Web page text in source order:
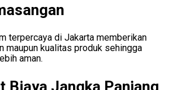
terpercaya di Jakarta memberikan
maupun kualitas produk sehingga
aman.
Biaya Jangka Panjang